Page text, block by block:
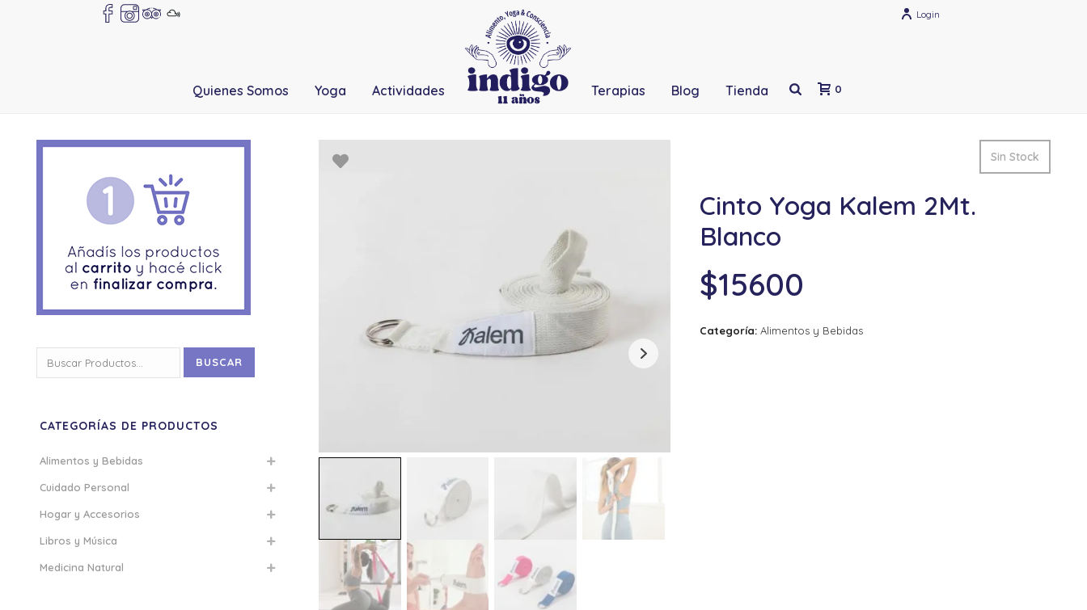
Login
Quienes Somos Yoga Actividades Terapias Blog Tienda 0
Sin Stock
Cinto Yoga Kalem 2Mt.
Blanco
$15600
Categoría: Alimentos y Bebidas
por:
BUSCAR
CATEGORÍAS DE PRODUCTOS
Alimentos y Bebidas
Cuidado Personal
Hogar y Accesorios
Libros y Música
Medicina Natural